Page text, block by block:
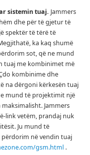
sistemin tuaj. Jammers
dhe për të gjetur të
spektër të tërë të
ka kaq shumë
sot, që ne mund
tuaj me kombinimet më
kombinime dhe
na dërgoni kërkesën tuaj
mund të projektimit një
Jammers
link vetëm, prandaj nuk
Ju mund të
në vendin tuaj
gsm.html.